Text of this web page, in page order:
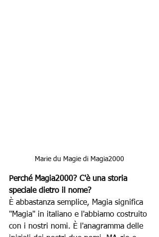
Marie du Magie di Magia2000
Perché Magia2000? C'è una storia
speciale dietro il nome?
È abbastanza semplice, Magia significa
"Magia" in italiano e l'abbiamo costruito
con i nostri nomi. È l'anagramma delle